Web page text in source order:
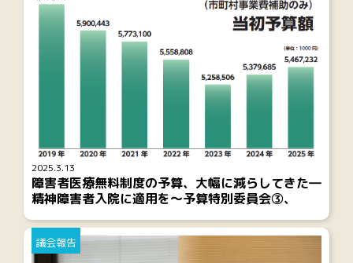
2025.3.13
障害者医療無料制度の予算、大幅に減らしてきた―
精神障害者入院に適用を～予算特別委員会③、
議会報告